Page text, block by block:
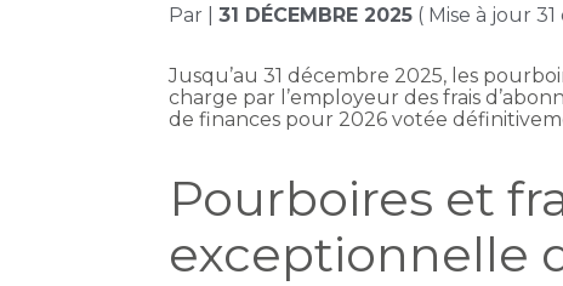
Par |31 DÉCEMBRE 2025 ( Mise à jour
Jusqu’au 31 décembre 2025, les
charge par l’employeur des frais
de finances pour 2026 votée
Pourboires et
exceptionnelle